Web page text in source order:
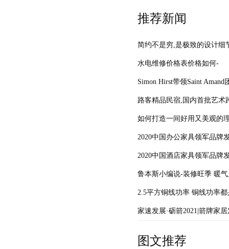
推荐新闻
简约不是穷,是极致的设计细
水电维修价格表价格如何-
Simon Hirst带领Saint
路客精品民宿,国内首批艺术
如何打造一间好用又美观的
2020中国办公家具领军品牌
2020中国酒店家具领军品牌
鲁本斯小编说-装修旺季 暖
2.5平方铜线功率 铜线功率
家速发展·砺箭2021|箭牌家
图文推荐